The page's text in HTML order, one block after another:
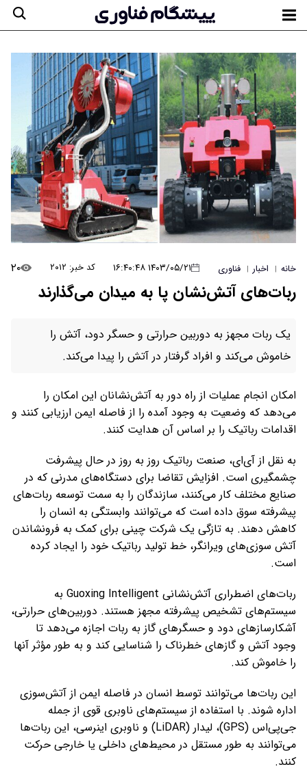
خانه | اخبار | فناوری ۱۴۰۳/۰۵/۲۱ ۱۶:۴۰:۴۸ کد خبر: ۲۰۱۲ ۲۰
ربات‌های آتش‌نشان پا به میدان می‌گذارند
یک ربات مجهز به دوربین حرارتی و حسگر دود، آتش را
خاموش می‌کند و افراد گرفتار در آتش را پیدا می‌کند.
امکان انجام عملیات از راه دور به آتش‌نشانان این امکان را
می‌دهد که وضعیت به وجود آمده را از فاصله ایمن ارزیابی کنند و
اقدامات رباتیک را بر اساس آن هدایت کنند.
به نقل از آی‌ای، صنعت رباتیک روز به روز در حال پیشرفت
چشمگیری است. افزایش تقاضا برای دستگاه‌های مدرنی که در
صنایع مختلف کار می‌کنند، سازندگان را به سمت توسعه ربات‌های
پیشرفته سوق داده است که می‌توانند وابستگی به انسان را
کاهش دهند. به تازگی یک شرکت چینی برای کمک به فرونشاندن
آتش سوزی‌های ویرانگر، خط تولید رباتیک خود را ایجاد کرده
است.
ربات‌های اضطراری آتش‌نشانی Guoxing Intelligent به
سیستم‌های تشخیص پیشرفته مجهز هستند. دوربین‌های حرارتی،
آشکارسازهای دود و حسگرهای گاز به ربات اجازه می‌دهد تا
وجود آتش و گازهای خطرناک را شناسایی کند و به طور مؤثر آنها
را خاموش کند.
این ربات‌ها می‌توانند توسط انسان در فاصله ایمن از آتش‌سوزی
اداره شوند. با استفاده از سیستم‌های ناوبری قوی از جمله
جی‌پی‌اس (GPS)، لیدار (LiDAR) و ناوبری اینرسی، این ربات‌ها
می‌توانند به طور مستقل در محیط‌های داخلی یا خارجی حرکت
کنند.